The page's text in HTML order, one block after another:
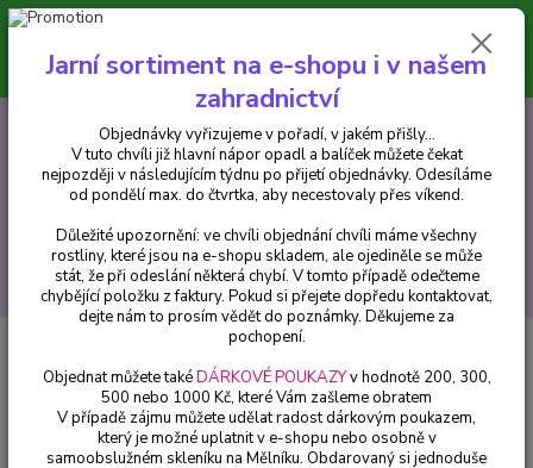
Minimální hodnota pro odeslání z e-shopu je 300 Kč.
V tuto chvíli již hlavní nápor objednávek opadl a balíček můžete čekat
nejpozději v následujícím týdnu po přijetí objednávky. Objednávky
vyřizujeme v pořadí, v jakém přišly...
Menu
CZK
Hledat
+420 602 223 614
Buddleja Dav. Orchid Beauty, Komule, motýlí keř,
Buddleja Dav. Orchid Beauty,
Komule, motýlí keř, letní šeřík - 1
Jarní sortiment na e-shopu i v našem
zahradnictví
Objednávky vyřizujeme v pořadí, v jakém přišly...
V tuto chvíli již hlavní nápor opadl a balíček můžete čekat
nejpozději v následujícím týdnu po přijetí objednávky. Odesíláme
od pondělí max. do čtvrtka, aby necestovaly přes víkend.
Důležité upozornění: ve chvíli objednání chvíli máme všechny
rostliny, které jsou na e-shopu skladem, ale ojediněle se může
stát, že při odeslání některá chybí. V tomto případě odečteme
chybějící položku z faktury. Pokud si přejete dopředu kontaktovat,
dejte nám to prosím vědět do poznámky. Děkujeme za
pochopení.
Objednat můžete takéDÁRKOVÉ POUKAZYv hodnotě 200, 300,
500 nebo 1000 Kč, které Vám zašleme obratem
V případě zájmu můžete udělat radost dárkovým poukazem,
který je možné uplatnit v e-shopu nebo osobně v
samoobslužném skleníku na Mělníku. Obdarovaný si jednoduše